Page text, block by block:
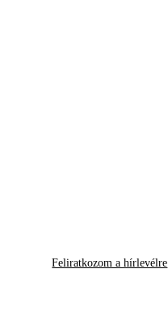
Feliratkozom a hírlevélre